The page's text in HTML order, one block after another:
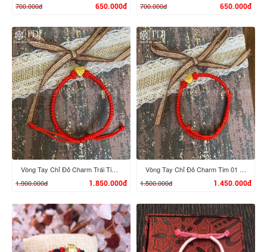
XEM CHI TIẾT
700.000đ
650.000đ
XEM CHI TIẾT
700.000đ
650.000đ
Vòng Tay Chỉ Đỏ Charm Trái Tim 02 Vàng 24K
1.900.000đ
1.850.000đ
Vòng Tay Chỉ Đỏ Charm Tim 01 Vàng 24K
1.500.000đ
1.450.000đ